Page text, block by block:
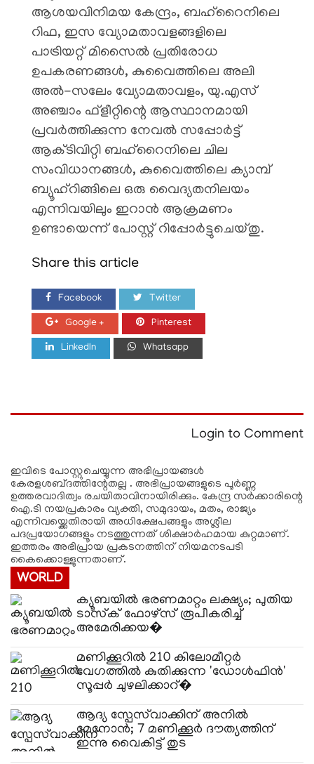
ആശയവിനിമയ കേന്ദ്രം, ബഹ്റൈനിലെ
റിഫ, ഇസ വ്യോമതാവളങ്ങളിലെ
പാട്രിയറ്റ് മിസൈൽ പ്രതിരോധ
ഉപകരണങ്ങൾ, കുവൈത്തിലെ അലി
അൽ-സലേം വ്യോമതാവളം, യു.എസ്
അഞ്ചാം ഫ്ളീറ്റിന്റെ ആസ്ഥാനമായി
പ്രവർത്തിക്കുന്ന നേവൽ സപ്പോർട്ട്
ആക്ടിവിറ്റി ബഹ്റൈനിലെ ചില
സംവിധാനങ്ങൾ, കുവൈത്തിലെ ക്യാമ്പ്
ബ്യൂഹ്റിങ്ങിലെ ഒരു വൈദ്യതനിലയം
എന്നിവയിലും ഇറാൻ ആക്രമണം
ഉണ്ടായെന്ന് പോസ്റ്റ് റിപ്പോർട്ടുചെയ്തു.
Share this article
Facebook Twitter
Google + Pinterest
LinkedIn Whatsapp
Login to Comment
ഇവിടെ പോസ്റ്റുചെയ്യുന്ന അഭിപ്രായങ്ങള്‍
കേരളശബ്‌ദത്തിന്റേതല്ല . അഭിപ്രായങ്ങളുടെ പൂര്‍ണ്ണ
ഉത്തരവാദിത്വം രചയിതാവിനായിരിക്കും. കേന്ദ്ര സർക്കാരിന്റെ
ഐ.ടി നയപ്രകാരം വ്യക്തി, സമുദായം, മതം, രാജ്യം
എന്നിവയ്ക്കെതിരായി അധിക്ഷേപങ്ങളും അശ്ലീല
പദപ്രയോഗങ്ങളൂം നടത്തുന്നത് ശിക്ഷാര്‍ഹമായ കുറ്റമാണ്.
ഇത്തരം അഭിപ്രായ പ്രകടനത്തിന് നിയമനടപടി
കൈക്കൊള്ളുന്നതാണ്.
WORLD
ക്യൂബയിൽ ഭരണമാറ്റം ലക്ഷ്യം; പുതിയ
ടാസ്‌ക് ഫോഴ്‌സ് രൂപീകരിച്ച്
അമേരിക്കയ�
മണിക്കൂറിൽ 210 കിലോമീറ്റർ
വേഗത്തിൽ കുതിക്കുന്ന 'ഡോൾഫിൻ'
സൂപ്പർ ചുഴലിക്കാറ്�
ആദ്യ സ്പേസ്‌വാക്കിന് അനിൽ
മേനോൻ; 7 മണിക്കൂർ ദൗത്യത്തിന്
ഇന്നു വൈകിട്ട് തുട